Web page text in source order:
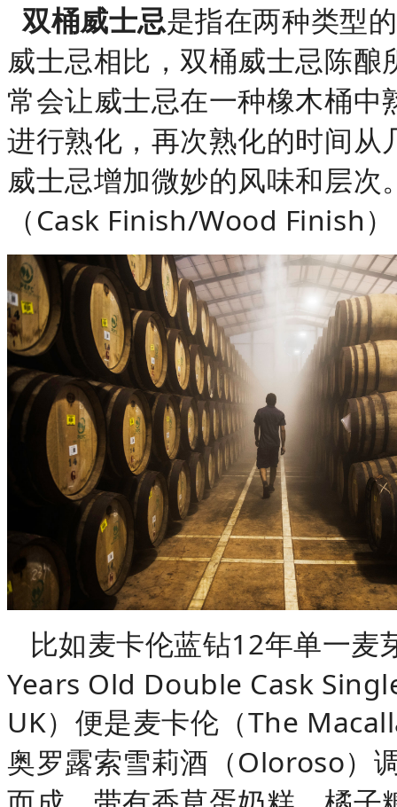
双桶威士忌是指在两种类型
威士忌相比，双桶威士忌陈
常会让威士忌在一种橡木桶
进行熟化，再次熟化的时间
威士忌增加微妙的风味和层
（Cask Finish/Wood Finish
比如麦卡伦蓝钻12年单一麦
Years Old Double Cask
UK）便是麦卡伦（The
奥罗露索雪莉酒（Oloroso）